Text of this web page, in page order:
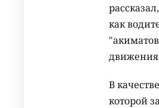
как
В
которой